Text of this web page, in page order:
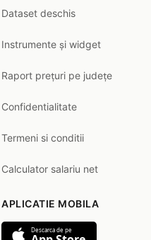
Dataset deschis
Instrumente și widget
Raport prețuri pe județe
Confidentialitate
Termeni si conditii
Calculator salariu net
APLICATIE MOBILA
Descarca de pe